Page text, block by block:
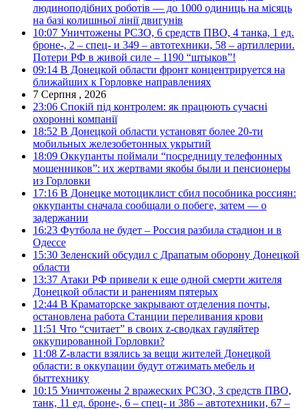
людиноподібних роботів — до 1000 одиниць на місяць
на базі колишньої лінії двигунів
10:07 Уничтожены РСЗО, 6 средств ПВО, 4 танка, 1 ед.
броне-, 2 – спец- и 349 – автотехники, 58 – артиллерии.
Потери РФ в живой силе – 1190 “штыков”!
09:14 В Донецкой области фронт концентрируется на
ближайших к Горловке направлениях
7 Серпня , 2026
23:06 Спокій під контролем: як працюють сучасні
охоронні компанії
18:52 В Донецкой области установят более 20-ти
мобильных железобетонных укрытий
18:09 Оккупанты поймали “посредницу телефонных
мошенников”: их жертвами якобы были и пенсионеры
из Горловки
17:16 В Донецке мотоциклист сбил пособника россиян:
оккупанты сначала сообщали о побеге, затем — о
задержании
16:23 Футбола не будет – Россия разбила стадион и в
Одессе
15:30 Зеленский обсудил с Драпатым оборону Донецкой
области
13:37 Атаки РФ привели к еще одной смерти жителя
Донецкой области и ранениям пятерых
12:44 В Краматорске закрывают отделения почты,
остановлена работа Станции переливания крови
11:51 Что “считает” в своих z-сводках гауляйтер
оккупированной Горловки?
11:08 Z-власти взялись за вещи жителей Донецкой
области: в оккупации будут отжимать мебель и
быттехнику
10:15 Уничтожены 2 вражеских РСЗО, 3 средств ПВО,
танк, 11 ед. броне-, 6 – спец- и 386 – автотехники, 67 –